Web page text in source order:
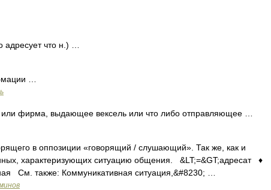
адресует что н.) …
…
фирма, выдающее вексель или что либо отправляющее …
в оппозиции «говорящий / слушающий». Так же, как и
характеризующих ситуацию общения. &LT;=&GT;адресат ♦
См. также: Коммуникативная ситуация,&#8230; …